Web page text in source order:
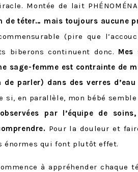
Montée de lait
de téter… mais toujours aucune
(pire que
biberons continuent donc. Mes
sage-femme est contrainte de
parler) dans des verres d’eau
si, en parallèle, mon bébé
par l’équipe de
Pour la douleur et
énormes qui font plutôt effet.
à appréhender chaque